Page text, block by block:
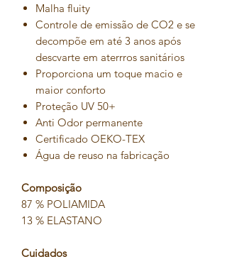
Malha fluity
Controle de emissão de CO2 e se
decompõe em até 3 anos após
descvarte em aterrros sanitários
Proporciona um toque macio e
maior conforto
Proteção UV 50+
Anti Odor permanente
Certificado OEKO-TEX
Água de reuso na fabricação
Composição
87 % POLIAMIDA
13 % ELASTANO
Cuidados